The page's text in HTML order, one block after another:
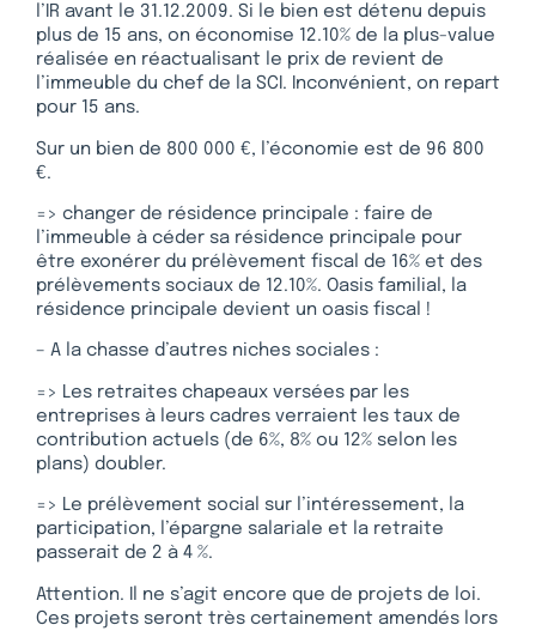
l’IR avant le 31.12.2009. Si le bien est détenu depuis
plus de 15 ans, on économise 12.10% de la plus-value
réalisée en réactualisant le prix de revient de
l’immeuble du chef de la SCI. Inconvénient, on repart
pour 15 ans.
Sur un bien de 800 000 €, l’économie est de 96 800
€.
=> changer de résidence principale : faire de
l’immeuble à céder sa résidence principale pour
être exonérer du prélèvement fiscal de 16% et des
prélèvements sociaux de 12.10%. Oasis familial, la
résidence principale devient un oasis fiscal !
– A la chasse d’autres niches sociales :
=> Les retraites chapeaux versées par les
entreprises à leurs cadres verraient les taux de
contribution actuels (de 6%, 8% ou 12% selon les
plans) doubler.
=> Le prélèvement social sur l’intéressement, la
participation, l’épargne salariale et la retraite
passerait de 2 à 4 %.
Attention. Il ne s’agit encore que de projets de loi.
Ces projets seront très certainement amendés lors